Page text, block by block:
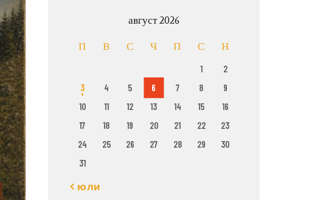
август 2026
П В С Ч П С Н
1
2
3
4 5 6 7 8
9
10
11 12 13 14 15
16
17
18 19 20 21 22
23
24
25 26 27 28 29
30
31
« юли